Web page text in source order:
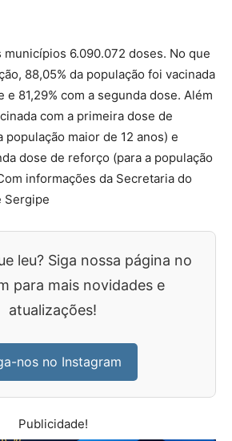
municípios 6.090.072 doses. No que
88,05% da população foi vacinada
e 81,29% com a segunda dose. Além
com a primeira dose de
população maior de 12 anos) e
dose de reforço (para a população
informações da Secretaria do
Sergipe
leu? Siga nossa página no
para mais novidades e
atualizações!
nos no Instagram
Publicidade!